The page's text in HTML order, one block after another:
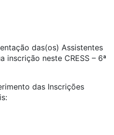
das(os) Assistentes
inscrição neste CRESS – 6ª
das Inscrições